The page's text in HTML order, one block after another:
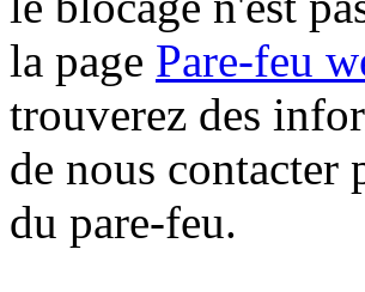
la page Pare-feu
trouverez des
de nous contacter
du pare-feu.